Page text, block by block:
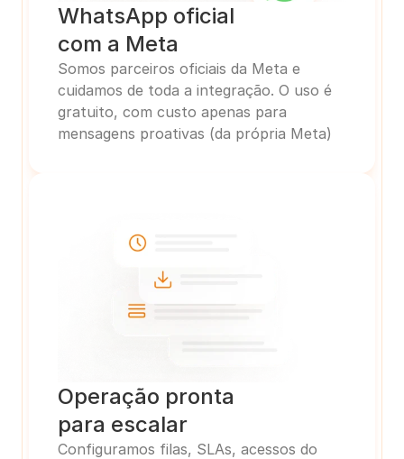
WhatsApp oficial
com a Meta
Somos parceiros oficiais da Meta e
cuidamos de toda a integração. O uso é
gratuito, com custo apenas para
mensagens proativas (da própria Meta)
Operação pronta
para escalar
Configuramos filas, SLAs, acessos do